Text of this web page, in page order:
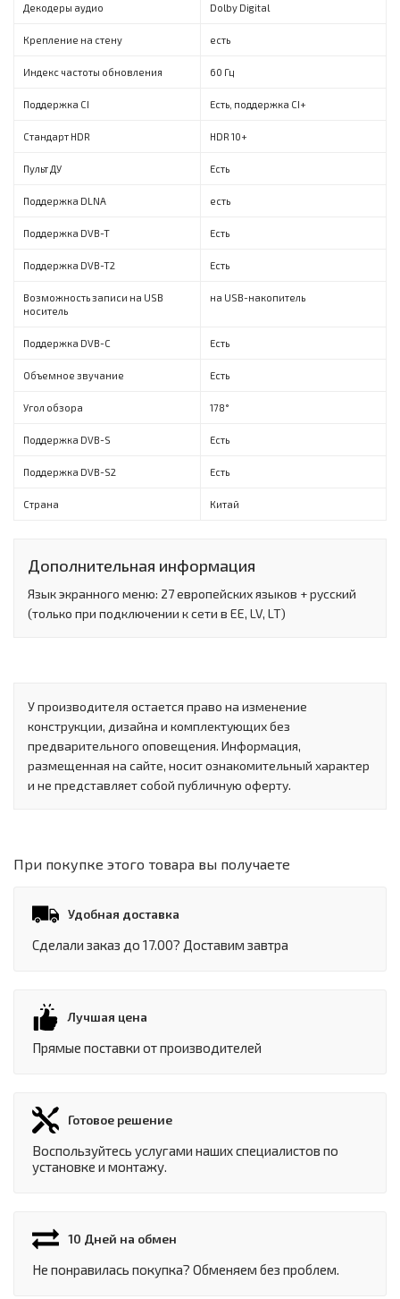
Декодеры аудио Dolby Digital
Крепление на стену есть
Индекс частоты обновления 60 Гц
Поддержка CI Есть, поддержка CI+
Стандарт HDR HDR 10+
Пульт ДУ Есть
Поддержка DLNA есть
Поддержка DVB-T Есть
Поддержка DVB-T2 Есть
Возможность записи на USB
носитель
на USB-накопитель
Поддержка DVB-C Есть
Объемное звучание Есть
Угол обзора 178°
Поддержка DVB-S Есть
Поддержка DVB-S2 Есть
Страна Китай
Дополнительная информация
Язык экранного меню: 27 европейских языков + русский
(только при подключении к сети в EE, LV, LT)
У производителя остается право на изменение
конструкции, дизайна и комплектующих без
предварительного оповещения. Информация,
размещенная на сайте, носит ознакомительный характер
и не представляет собой публичную оферту.
При покупке этого товара вы получаете
Удобная доставка
Сделали заказ до 17.00? Доставим завтра
Лучшая цена
Прямые поставки от производителей
Готовое решение
Воспользуйтесь услугами наших специалистов по
установке и монтажу.
10 Дней на обмен
Не понравилась покупка? Обменяем без проблем.